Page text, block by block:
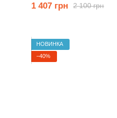
2 100 грн
1 407 грн
НОВИНКА
−40%